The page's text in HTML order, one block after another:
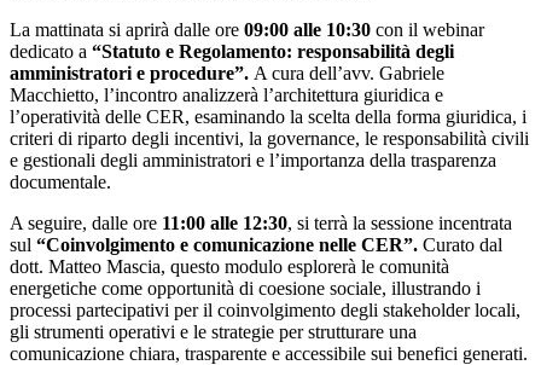
La mattinata si aprirà dalle ore 09:00 alle 10:30 con il webinar
dedicato a “Statuto e Regolamento: responsabilità degli
amministratori e procedure”. A cura dell’avv. Gabriele
Macchietto, l’incontro analizzerà l’architettura giuridica e
l’operatività delle CER, esaminando la scelta della forma giuridica, i
criteri di riparto degli incentivi, la governance, le responsabilità civili
e gestionali degli amministratori e l’importanza della trasparenza
documentale.
A seguire, dalle ore 11:00 alle 12:30, si terrà la sessione incentrata
sul “Coinvolgimento e comunicazione nelle CER”. Curato dal
dott. Matteo Mascia, questo modulo esplorerà le comunità
energetiche come opportunità di coesione sociale, illustrando i
processi partecipativi per il coinvolgimento degli stakeholder locali,
gli strumenti operativi e le strategie per strutturare una
comunicazione chiara, trasparente e accessibile sui benefici generati.